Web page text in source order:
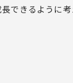
できるように